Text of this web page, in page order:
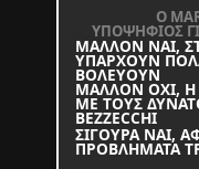
O
ΥΠΟΨΗΦΙΟΣ
ΜΑΛΛΟΝ ΝΑΙ,
ΥΠΑΡΧΟΥΝ
ΒΟΛΕΥΟΥΝ
ΜΑΛΛΟΝ ΟΧΙ, Η
ΜΕ ΤΟΥΣ
BEZZECCHI
ΣΙΓΟΥΡΑ ΝΑΙ,
ΠΡΟΒΛΗΜΑΤΑ